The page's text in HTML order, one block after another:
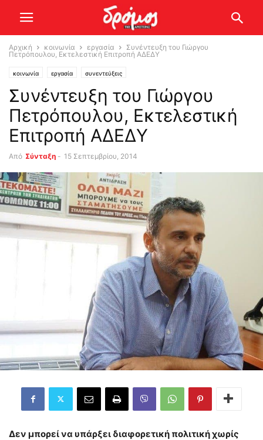
Αρχική κοινωνία εργασία
Συνέντευξη του Γιώργου
Πετρόπουλου, Εκτελεστική Επιτροπή ΑΔΕΔΥ
κοινωνία εργασία συνεντεύξεις
Συνέντευξη του Γιώργου
Πετρόπουλου, Εκτελεστική
Επιτροπή ΑΔΕΔΥ
Από Σύνταξη - 15 Σεπτεμβρίου, 2014
Δεν μπορεί να υπάρξει διαφορετική πολιτική χωρίς